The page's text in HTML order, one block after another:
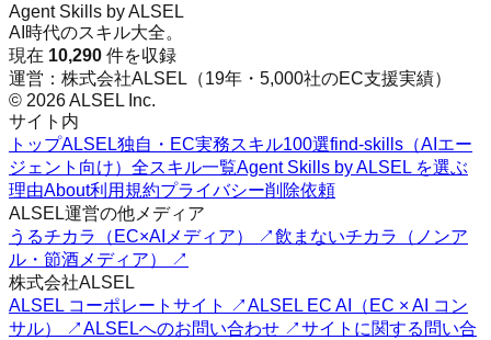
Agent Skills by ALSEL
AI時代のスキル大全。
現在 10,290 件を収録
運営：株式会社ALSEL（19年・5,000社のEC支援実績）
© 2026 ALSEL Inc.
サイト内
トップALSEL独自・EC実務スキル100選find-skills（AIエー
ジェント向け） 全スキル一覧Agent Skills by ALSEL を選ぶ
理由About利用規約プライバシー削除依頼
ALSEL運営の他メディア
うるチカラ（EC×AIメディア） ↗飲まないチカラ（ノンア
ル・節酒メディア） ↗
株式会社ALSEL
ALSEL コーポレートサイト ↗ALSEL EC AI（EC × AI コン
サル） ↗ALSELへのお問い合わせ ↗サイトに関する問い合